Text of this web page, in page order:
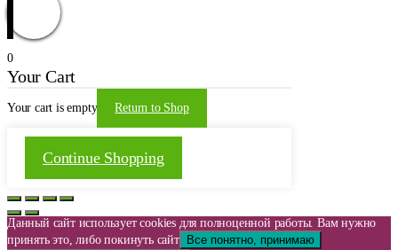
0
Your Cart
Your cart is empty Return to Shop
Continue Shopping
Данный сайт использует cookies для полноценной работы. Вам нужно
принять это, либо покинуть сайт
Все понятно, принимаю